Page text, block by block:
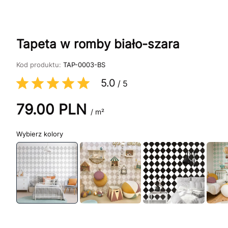
Tapeta w romby biało-szara
Kod produktu: TAP-0003-BS
5.0 / 5
79.00 PLN / m²
kolory